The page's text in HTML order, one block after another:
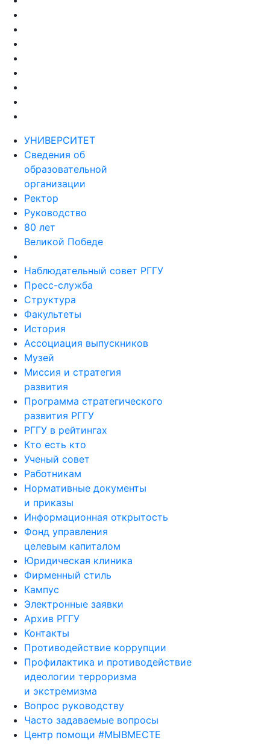
УНИВЕРСИТЕТ
Сведения об
образовательной
организации
Ректор
Руководство
80 лет
Великой Победе
Наблюдательный совет РГГУ
Пресс-служба
Структура
Факультеты
История
Ассоциация выпускников
Музей
Миссия и стратегия
развития
Программа стратегического
развития РГГУ
РГГУ в рейтингах
Кто есть кто
Ученый совет
Работникам
Нормативные документы
и приказы
Информационная открытость
Фонд управления
целевым капиталом
Юридическая клиника
Фирменный стиль
Кампус
Электронные заявки
Архив РГГУ
Контакты
Противодействие коррупции
Профилактика и противодействие
идеологии терроризма
и экстремизма
Вопрос руководству
Часто задаваемые вопросы
Центр помощи #МЫВМЕСТЕ